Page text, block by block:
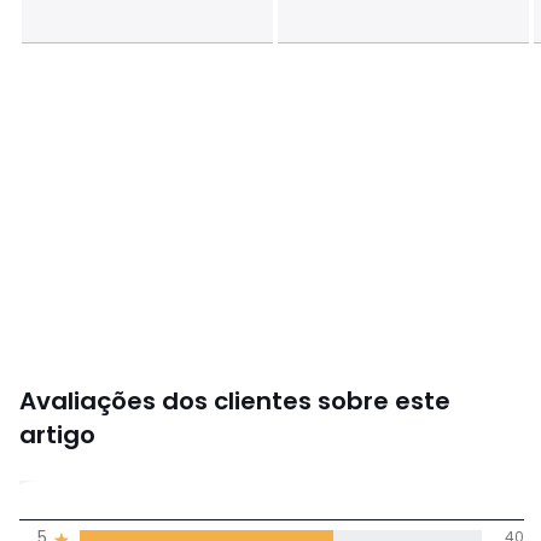
Avaliações dos clientes sobre este
artigo
4,6